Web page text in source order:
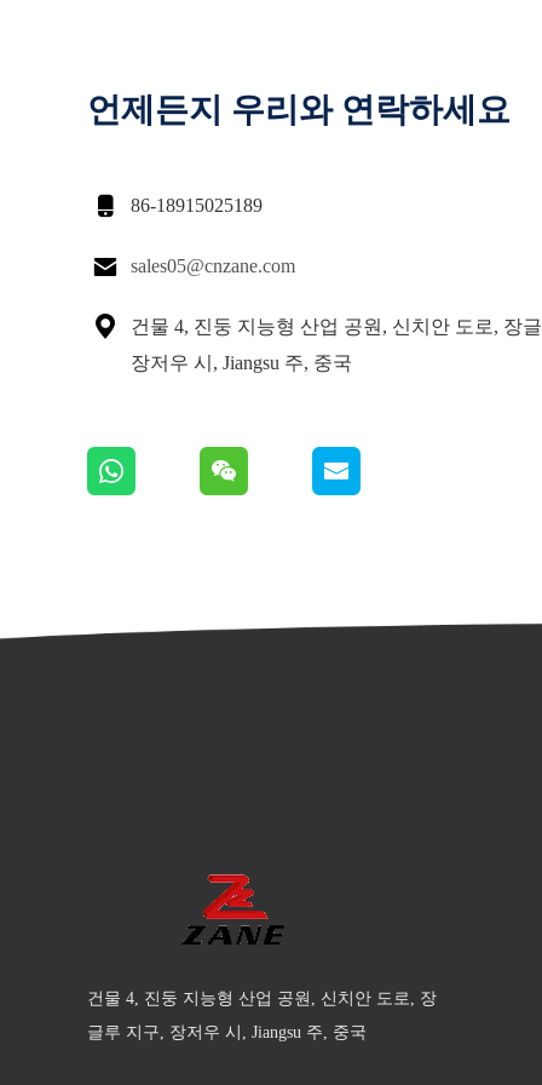
언제든지 우리와 연락하세요
 86-18915025189
 sales05@cnzane.com

건물 4, 진둥 지능형 산업 공원, 신치안 도로, 장
장저우 시, Jiangsu 주, 중국
건물 4, 진둥 지능형 산업 공원, 신치안 도로, 장
글루 지구, 장저우 시, Jiangsu 주, 중국